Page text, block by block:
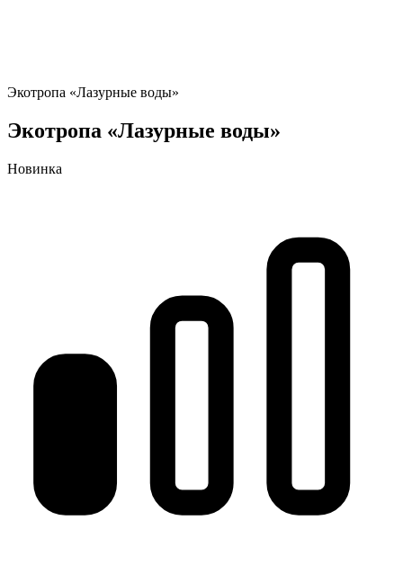
Экотропа «Лазурные воды»
Экотропа «Лазурные воды»
Новинка